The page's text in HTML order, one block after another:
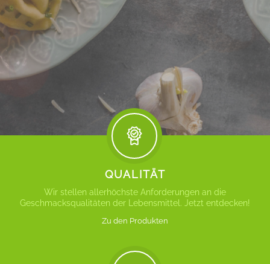
QUALITÄT
Wir stellen allerhöchste Anforderungen an die
Geschmacksqualitäten der Lebensmittel. Jetzt entdecken!
Zu den Produkten